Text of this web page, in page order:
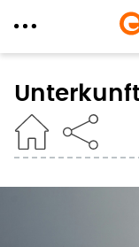
zum
Inhalt